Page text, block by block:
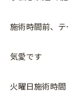
施術時間前、
気愛です
火曜日施術時間